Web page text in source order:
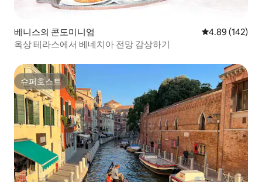
베니스의 콘도미니엄 평점 4.89점(5
4.89 (142)
옥상 테라스에서 베네치아 전망 감상하기
슈퍼호스트
슈퍼호스트